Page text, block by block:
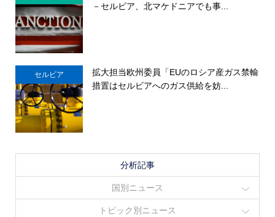
－セルビア、北マケドニアでも事...
セルビア
拡大担当欧州委員「EUのロシア産ガス禁輸
措置はセルビアへのガス供給を妨...
分析記事
国別ニュース
トピック別ニュース